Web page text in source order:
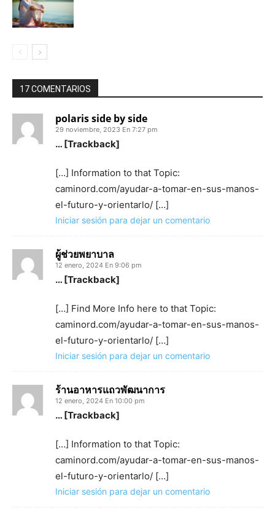
17 COMENTARIOS
polaris side by side
29 noviembre, 2023 En 7:27 pm
… [Trackback]
[…] Information to that Topic:
caminord.com/ayudar-a-tomar-en-sus-manos-
el-futuro-y-orientarlo/ […]
Iniciar sesión para dejar un comentario
ผู้ช่วยพยาบาล
12 enero, 2024 En 9:06 pm
… [Trackback]
[…] Find More Info here to that Topic:
caminord.com/ayudar-a-tomar-en-sus-manos-
el-futuro-y-orientarlo/ […]
Iniciar sesión para dejar un comentario
ร้านอาหารแถวพัฒนาการ
12 enero, 2024 En 10:00 pm
… [Trackback]
[…] Information to that Topic:
caminord.com/ayudar-a-tomar-en-sus-manos-
el-futuro-y-orientarlo/ […]
Iniciar sesión para dejar un comentario